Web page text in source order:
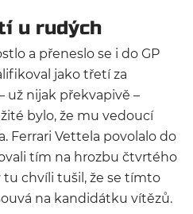
u rudých
a přeneslo se i do GP
jako třetí za
už nijak překvapivě –
bylo, že mu vedoucí
Ferrari Vettela povolalo do
tím na hrozbu čtvrtého
tu chvíli tušil, že se tímto
na kandidátku vítězů.